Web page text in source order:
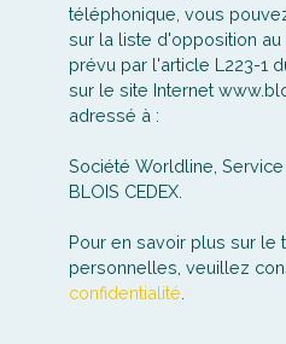
téléphonique, vous
sur la liste d'opposition
prévu par l'article L223-1
sur le site Internet
adressé à :
Société Worldline, Service
BLOIS CEDEX.
Pour en savoir plus sur le
personnelles, veuillez
confidentialité